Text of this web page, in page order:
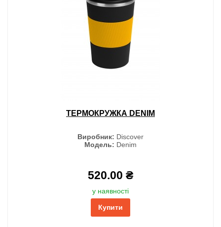
ТЕРМОКРУЖКА DENIM
Виробник: Discover
Модель: Denim
520.00 ₴
у наявності
Купити